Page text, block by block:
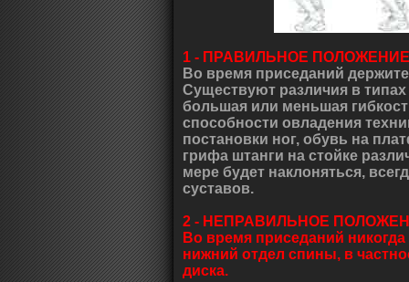
1 - ПРАВИЛЬНОЕ
Во время приседаний
Существуют различия в
большая или меньшая
способности овладения
постановки ног, обувь на
грифа штанги на стойке
мере будет наклоняться,
суставов.
2 - НЕПРАВИЛЬНОЕ
Во время приседаний
нижний отдел спины, в
диска.